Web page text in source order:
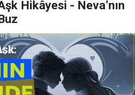
Hikâyesi - Neva’nın